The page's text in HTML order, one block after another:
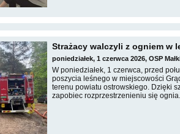
Strażacy walczyli z ogniem w
poniedziałek, 1 czerwca 2026, OSP
W poniedziałek, 1 czerwca, przed
poszycia leśnego w miejscowości
terenu powiatu ostrowskiego. Dzięki
zapobiec rozprzestrzenieniu się ognia.